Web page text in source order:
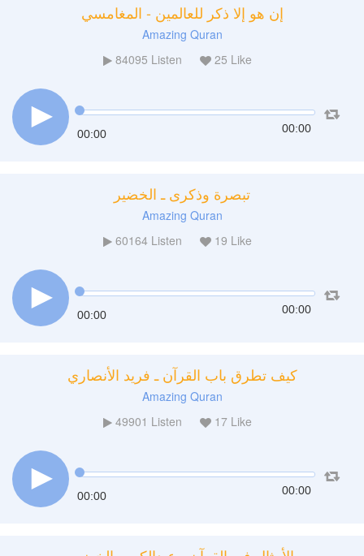
إن هو إلا ذكر للعالمين - المغامسي
Amazing Quran
84095 Listen 25 Like
00:00 00:00
تبصرة وذكرى ـ الخضير
Amazing Quran
60164Listen 19 Like
00:00 00:00
كيف تطرق باب القرآن ـ فريد الأنصاري
Amazing Quran
49901 Listen 17Like
00:00 00:00